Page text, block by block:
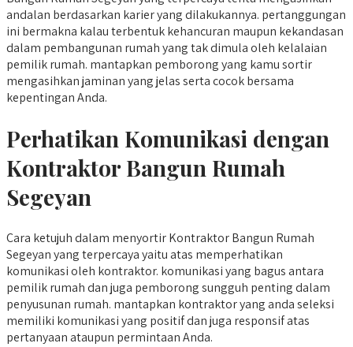
andalan berdasarkan karier yang dilakukannya. pertanggungan
ini bermakna kalau terbentuk kehancuran maupun kekandasan
dalam pembangunan rumah yang tak dimula oleh kelalaian
pemilik rumah. mantapkan pemborong yang kamu sortir
mengasihkan jaminan yang jelas serta cocok bersama
kepentingan Anda.
Perhatikan Komunikasi dengan
Kontraktor Bangun Rumah
Segeyan
Cara ketujuh dalam menyortir Kontraktor Bangun Rumah
Segeyan yang terpercaya yaitu atas memperhatikan
komunikasi oleh kontraktor. komunikasi yang bagus antara
pemilik rumah dan juga pemborong sungguh penting dalam
penyusunan rumah. mantapkan kontraktor yang anda seleksi
memiliki komunikasi yang positif dan juga responsif atas
pertanyaan ataupun permintaan Anda.